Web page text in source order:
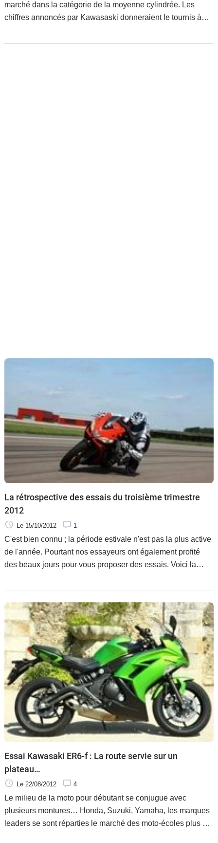
marché dans la catégorie de la moyenne cylindrée. Les
chiffres annoncés par Kawasaski donneraient le tournis à
jamais reposée sur ses lauriers et n'a eu de cesse d'innover
La rétrospective des essais du troisième trimestre
2012
Le 15/10/2012 1
C'est bien connu ; la période estivale n'est pas la plus active
de l'année. Pourtant nos essayeurs ont également profité
des beaux jours pour vous proposer des essais. Voici la
n'est pas coutume, ce sont les scooters qui se taillent la part
du lion des essais de ce troisième trimestre.
Essai Kawasaki ER6-f : La route servie sur un
plateau…
Le 22/08/2012 4
Le milieu de la moto pour débutant se conjugue avec
plusieurs montures… Honda, Suzuki, Yamaha, les marques
leaders se sont réparties le marché des moto-écoles plus ou